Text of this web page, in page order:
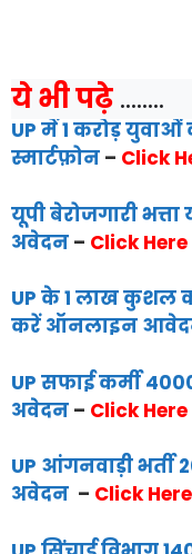
ये भी पढ़े ........
UP में 1 करोड़
स्मार्टफ़ोन – Click
यूपी बेरोजगारी
अवेदन – Click Here
UP के 1 लाख कुशल
करें ऑनलाइन
UP सफाई कर्मी
अवेदन – Click Here
UP आंगनवाड़ी
अवेदन – Click Here